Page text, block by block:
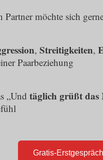
Partner möchte sich
, Streitigkeiten,
Paarbeziehung
„Und täglich grüßt
Gratis-Erstgespräch